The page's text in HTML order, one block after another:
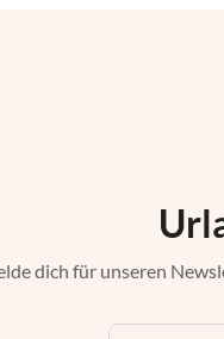
dich für unseren